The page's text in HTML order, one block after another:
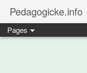
Pedagogicke.info
Pages